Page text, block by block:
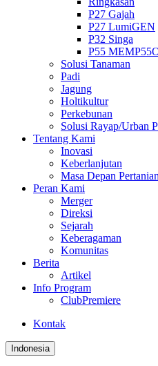
P27 Gajah
P27 LumiGEN
P32 Singa
P55
Solusi Tanaman
Padi
Jagung
Holtikultur
Perkebunan
Solusi Rayap/Urban
Tentang Kami
Inovasi
Keberlanjutan
Masa Depan Pertanian
Peran Kami
Merger
Direksi
Sejarah
Keberagaman
Komunitas
Berita
Artikel
Info Program
ClubPremiere
Kontak
Indonesia